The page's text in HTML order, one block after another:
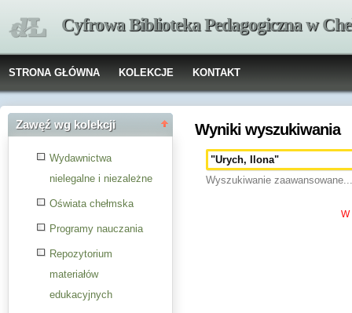
Cyfrowa Biblioteka Pedagogiczna w
STRONA GŁÓWNA KOLEKCJE KONTAKT
Zawęź wg kolekcji
Wydawnictwa
nielegalne i niezależne
Oświata chełmska
Programy nauczania
Repozytorium
materiałów
edukacyjnych
Wyniki wyszukiwania
Wyszukiwanie zaawansowane...
W